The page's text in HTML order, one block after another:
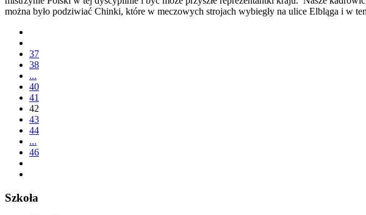
można było podziwiać Chinki, które w meczowych strojach wybiegły na ulice Elbląga i w
37
38
...
40
41
42
43
44
...
46
Szkoła